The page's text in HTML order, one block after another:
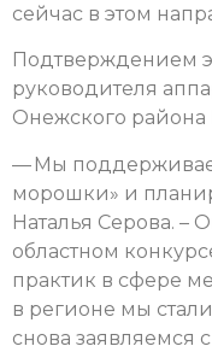
сейчас в этом
Подтверждением
руководителя
Онежского района
— Мы
морошки» и
Наталья Серова. –
областном
практик в сфере
в регионе мы
снова заявляемся